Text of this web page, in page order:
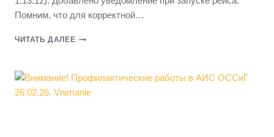
Помним, что для корректной…
ЧИТАТЬ ДАЛЕЕ ВНИМАНИЕ!
«МОБИЛЬНЫЙ
КПТС».